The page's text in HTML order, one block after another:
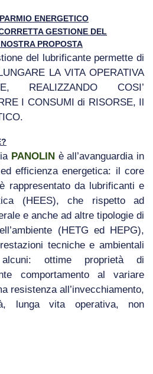
ENERGETICO
GESTIONE DEL
PROPOSTA
del lubrificante permette di
LA VITA OPERATIVA
REALIZZANDO COSI’
I CONSUMI di RISORSE, Il
PANOLIN è all’avanguardia in
efficienza energetica: il core
rappresentato da lubrificanti e
(HEES), che rispetto ad
e anche ad altre tipologie di
(HETG ed HEPG),
tecniche e ambientali
ottime proprietà di
comportamento al variare
resistenza all’invecchiamento,
lunga vita operativa, non